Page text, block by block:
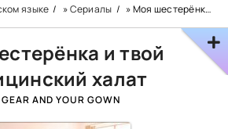
языке »Сериалы » Моя шестерёнка и твой медицинский халат
и твой
халат
AND YOUR GOWN